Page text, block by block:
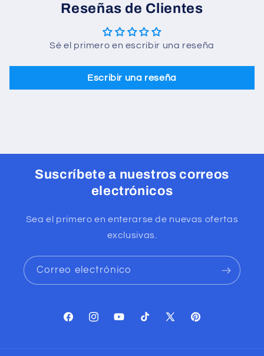
Reseñas de Clientes
Sé el primero en escribir una reseña
Escribir una reseña
Suscríbete a nuestros correos
electrónicos
Sea el primero en enterarse de nuevas ofertas
exclusivas.
Correo electrónico
FacebookInstagramYouTubeTikTok
X
Pinterest